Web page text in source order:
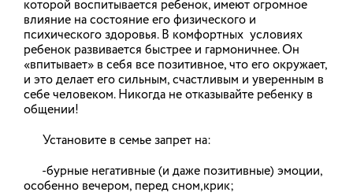
12-18 января – Неделя продвижения
активного образа жизни
12.01.2026
На штабе по обеспечению
безопасности электроснабжения
которой воспитывается ребенок, имеют огромное
влияние на состояние его физического и
психического здоровья. В комфортных условиях
ребенок развивается быстрее и гармоничнее. Он
«впитывает» в себя все позитивное, что его окружает,
и это делает его сильным, счастливым и уверенным в
себе человеком. Никогда не отказывайте ребенку в
общении!
Установите в семье запрет на:
-бурные негативные (и даже позитивные) эмоции,
особенно вечером, перед сном,крик;